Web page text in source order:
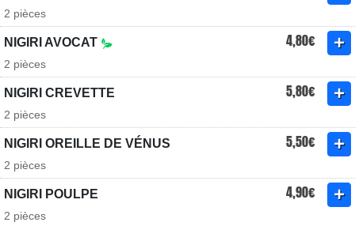
2 pièces
NIGIRI AVOCAT 4,80€
2 pièces
NIGIRI CREVETTE 5,80€
2 pièces
NIGIRI OREILLE DE VÉNUS 5,50€
2 pièces
NIGIRI POULPE 4,90€
2 pièces